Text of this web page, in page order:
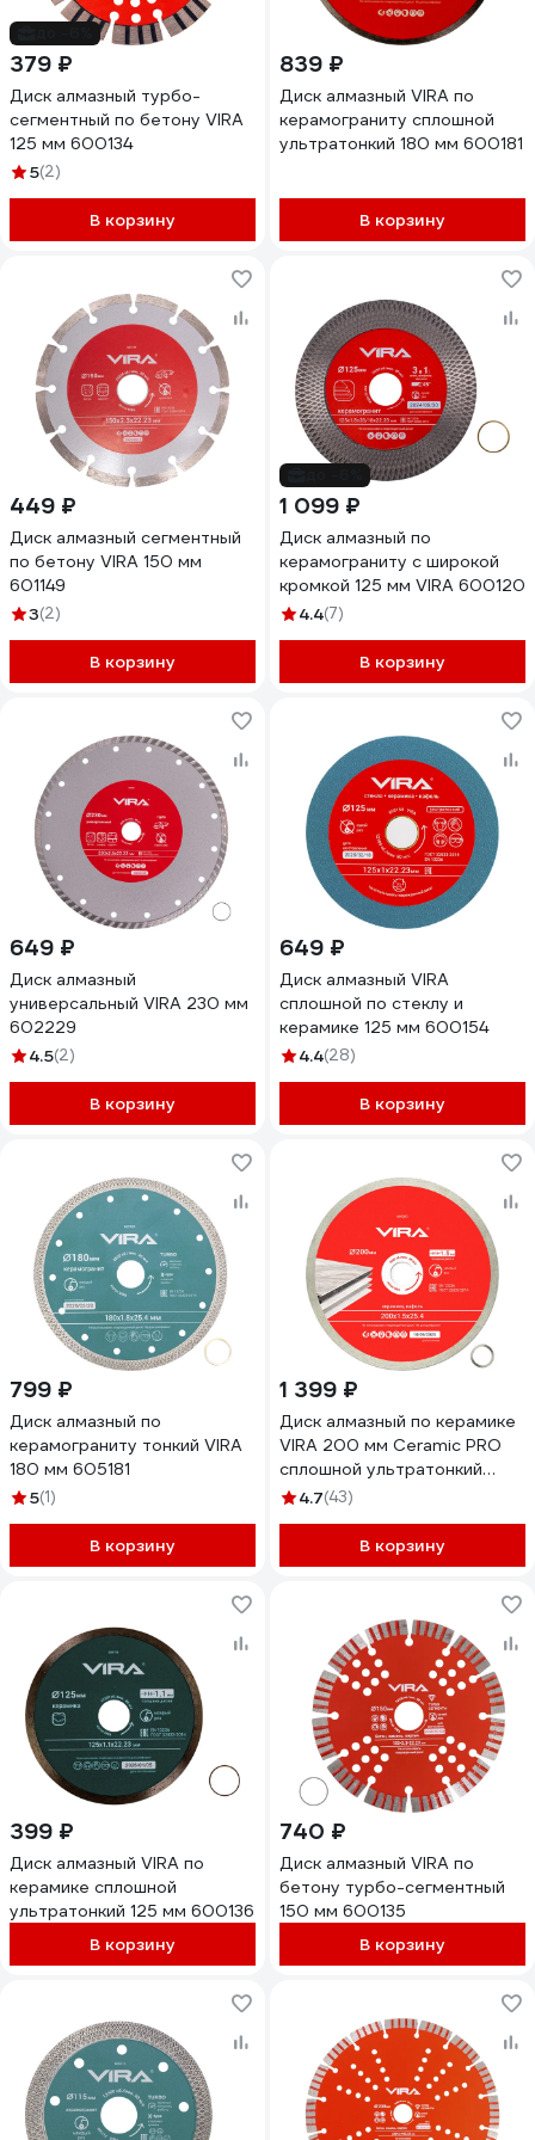
379 ₽
Диск алмазный турбо-
сегментный по бетону VIRA
125 мм 600134
5(2)
В корзину
839 ₽
Диск алмазный VIRA по
керамограниту сплошной
ультратонкий 180 мм 600181
В корзину
449 ₽
Диск алмазный сегментный
по бетону VIRA 150 мм
601149
3(2)
В корзину
1 099 ₽
Диск алмазный по
керамограниту с широкой
кромкой 125 мм VIRA 600120
4.4(7)
В корзину
649 ₽
Диск алмазный
универсальный VIRA 230 мм
602229
4.5(2)
В корзину
649 ₽
Диск алмазный VIRA
сплошной по стеклу и
керамике 125 мм 600154
4.4(28)
В корзину
799 ₽
Диск алмазный по
керамограниту тонкий VIRA
180 мм 605181
5(1)
В корзину
1 399 ₽
Диск алмазный по керамике
VIRA 200 мм Ceramic PRO
сплошной ультратонкий
600200
4.7(43)
В корзину
399 ₽
Диск алмазный VIRA по
керамике сплошной
ультратонкий 125 мм 600136
В корзину
740 ₽
Диск алмазный VIRA по
бетону турбо-сегментный
150 мм 600135
В корзину